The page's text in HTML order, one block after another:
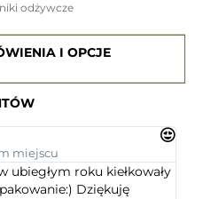
odżywcze
I OPCJE
miejscu
ubiegłym roku kiełkowały
Dziękuję